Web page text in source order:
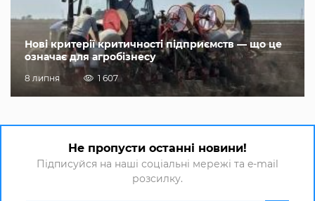
Нові критерії критичності підприємств — що це
означає для агробізнесу
8 липня 1 607
Не пропусти останні новини!
Підписуйся на наші соціальні мережі та e-mail
розсилку.